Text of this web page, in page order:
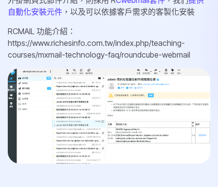
自動化安裝元件 ，以及可以依據客戶需求的客製化安裝
RCMAIL 功能介紹：
https://www.richesinfo.com.tw/index.php/teaching-
courses/mxmail-technology-faq/roundcube-webmail